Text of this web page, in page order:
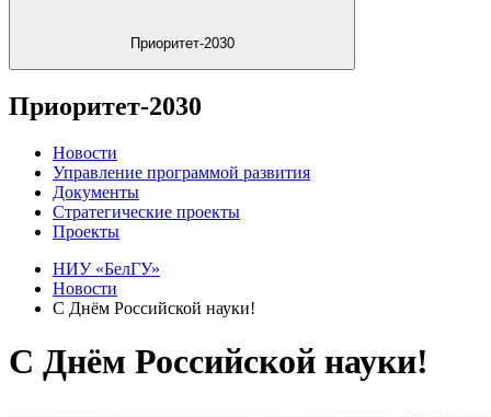
Приоритет-2030
Приоритет-2030
Новости
Управление программой развития
Документы
Стратегические проекты
Проекты
НИУ «БелГУ»
Новости
С Днём Российской науки!
С Днём Российской науки!